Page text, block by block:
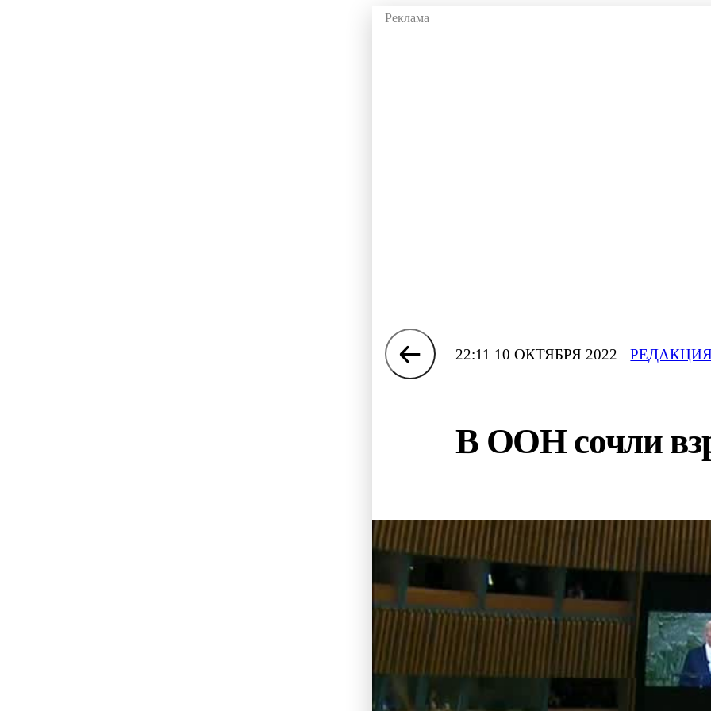
22:11 10 ОКТЯБРЯ 2022
В ООН сочли